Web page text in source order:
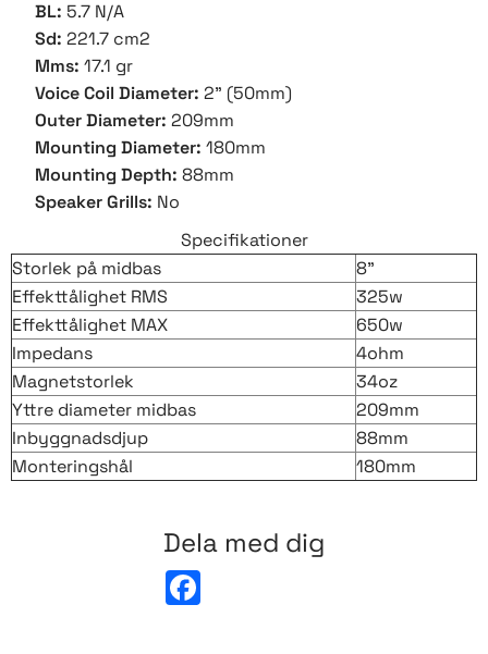
BL: 5.7 N/A
Sd: 221.7 cm2
Mms: 17.1 gr
Voice Coil Diameter: 2” (50mm)
Outer Diameter: 209mm
Mounting Diameter: 180mm
Mounting Depth: 88mm
Speaker Grills: No
Specifikationer
Storlek på midbas
8"
Effekttålighet RMS
325w
Effekttålighet MAX
650w
Impedans
4ohm
Magnetstorlek
34oz
Yttre diameter midbas
209mm
Inbyggnadsdjup
88mm
Monteringshål
180mm
Dela med dig